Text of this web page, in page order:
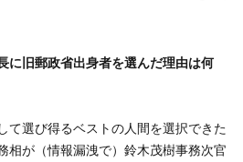
旧郵政省出身者を選んだ理由は何
て選び得るベストの人間を選択できた
相が（情報漏洩で）鈴木茂樹事務次官